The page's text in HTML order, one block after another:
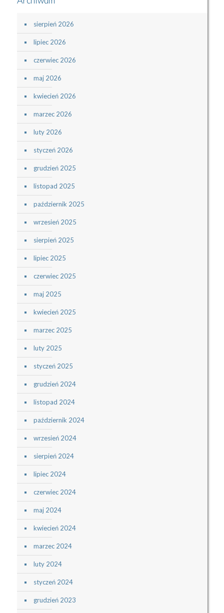
sierpień 2026
lipiec 2026
czerwiec 2026
maj 2026
kwiecień 2026
marzec 2026
luty 2026
styczeń 2026
grudzień 2025
listopad 2025
październik 2025
wrzesień 2025
sierpień 2025
lipiec 2025
czerwiec 2025
maj 2025
kwiecień 2025
marzec 2025
luty 2025
styczeń 2025
grudzień 2024
listopad 2024
październik 2024
wrzesień 2024
sierpień 2024
lipiec 2024
czerwiec 2024
maj 2024
kwiecień 2024
marzec 2024
luty 2024
styczeń 2024
grudzień 2023